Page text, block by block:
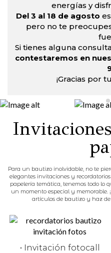
energías y
Del 3 al 18 de agosto
pero no te
Si tienes alguna
contestaremos en
¡Gracias por
Para un bautizo inolvidable, no te
elegantes invitaciones y
papelería temática, tenemos todo lo
un momento especial y memorable.
artículos de bautizo y haz
• Invitación fotocall